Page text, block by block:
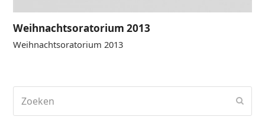
Weihnachtsoratorium 2013
Weihnachtsoratorium 2013